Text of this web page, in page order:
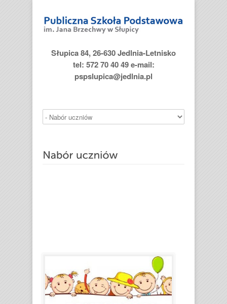
Słupica 84, 26-630 Jedlnia-Letnisko
tel: 572 70 40 49 e-mail:
pspslupica@jedlnia.pl